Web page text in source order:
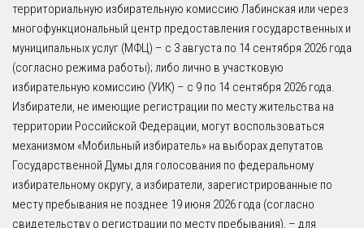
территориальную избирательную комиссию Лабинская или через
многофункциональный центр предоставления государственных и
муниципальных услуг (МФЦ) – с 3 августа по 14 сентября 2026 года
(согласно режима работы); либо лично в участковую
избирательную комиссию (УИК) – с 9 по 14 сентября 2026 года.
Избиратели, не имеющие регистрации по месту жительства на
территории Российской Федерации, могут воспользоваться
механизмом «Мобильный избиратель» на выборах депутатов
Государственной Думы для голосования по федеральному
избирательному округу, а избиратели, зарегистрированные по
месту пребывания не позднее 19 июня 2026 года (согласно
свидетельству о регистрации по месту пребывания), – для